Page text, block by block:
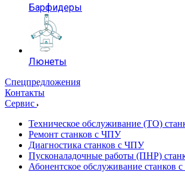
Барфидеры
Люнеты
Спецпредложения
Контакты
Сервис
Техническое обслуживание (ТО)
Ремонт станков с ЧПУ
Диагностика станков с ЧПУ
Пусконаладочные работы (ПНР)
Абонентское обслуживание станков